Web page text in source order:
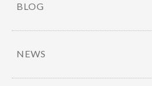
o
k
BLOG
NEWS